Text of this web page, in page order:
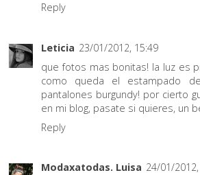
Reply
Leticia 23/01/2012, 15:49
que fotos mas bonitas! la luz es
como queda el estampado
pantalones burgundy! por cierto
en mi blog, pasate si quieres, un
Reply
Modaxatodas. Luisa 24/01/2012,